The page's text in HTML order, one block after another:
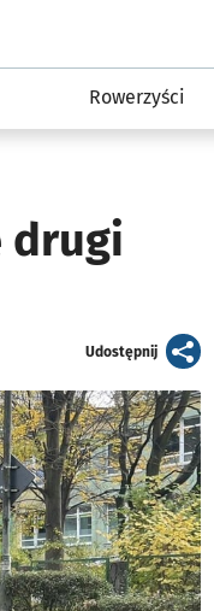
Rowerzyści
drugi
Udostępnijartykuł